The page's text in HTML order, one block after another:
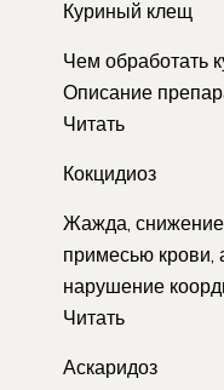
Куриный клещ
Чем обработать
Описание
Читать
Кокцидиоз
Жажда, снижение
примесью крови,
нарушение
Читать
Аскаридоз